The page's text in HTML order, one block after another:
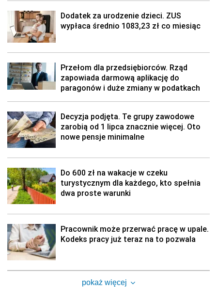
Dodatek za urodzenie dzieci. ZUS
wypłaca średnio 1083,23 zł co miesiąc
Przełom dla przedsiębiorców. Rząd
zapowiada darmową aplikację do
paragonów i duże zmiany w podatkach
Decyzja podjęta. Te grupy zawodowe
zarobią od 1 lipca znacznie więcej. Oto
nowe pensje minimalne
Do 600 zł na wakacje w czeku
turystycznym dla każdego, kto spełnia
dwa proste warunki
Pracownik może przerwać pracę w upale.
Kodeks pracy już teraz na to pozwala
pokaż więcej